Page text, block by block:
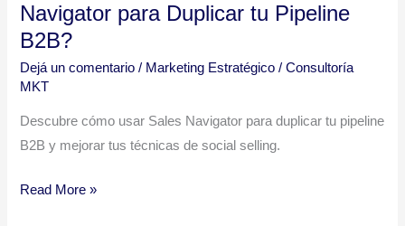
Navigator para Duplicar tu Pipeline
B2B?
Dejá un comentario / Marketing Estratégico /Consultoría
MKT
Descubre cómo usar Sales Navigator para duplicar tu pipeline
B2B y mejorar tus técnicas de social selling.
Read More »